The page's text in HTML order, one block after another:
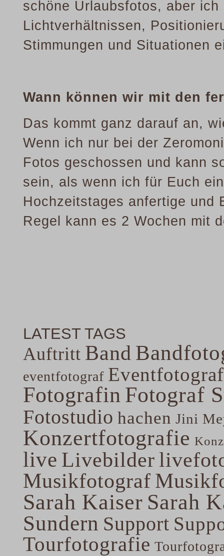
schöne Urlaubsfotos, aber
Lichtverhältnissen,
Stimmungen und Situationen
Wann können wir mit den
Das kommt ganz darauf an,
Wenn ich nur bei der
Fotos geschossen und kann
sein, als wenn ich für Euch
Hochzeitstages anfertige und
Regel kann es 2 Wochen mit
LATEST TAGS
Auftritt Band
eventfotograf
Fotografin Fotograf
Fotostudio hachen Jini
Konzertfotografie
live Livebilder
Musikfotograf
Sarah Kaiser Sarah
Sundern Support
Tourfotografie